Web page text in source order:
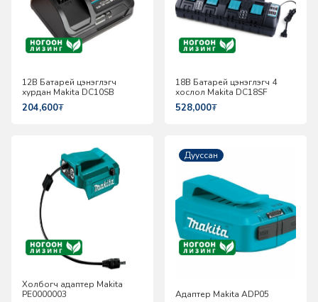
12В Батарей цэнэглэгч
хурдан Makita DC10SB
204,600₮
18В Батарей цэнэглэгч 4
хослол Makita DC18SF
528,000₮
Холбогч адаптер Makita
PE0000003
Дууссан
Адаптер Makita ADP05